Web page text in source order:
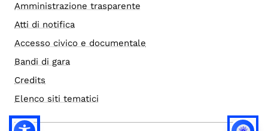
Amministrazione trasparente
Atti di notifica
Accesso civico e documentale
Bandi di gara
Credits
Elenco siti tematici